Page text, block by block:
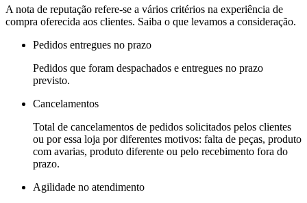
A nota de reputação refere-se a vários critérios na experiência de
compra oferecida aos clientes. Saiba o que levamos a consideração.
Pedidos entregues no prazo
Pedidos que foram despachados e entregues no prazo
previsto.
Cancelamentos
Total de cancelamentos de pedidos solicitados pelos clientes
ou por essa loja por diferentes motivos: falta de peças, produto
com avarias, produto diferente ou pelo recebimento fora do
prazo.
Agilidade no atendimento